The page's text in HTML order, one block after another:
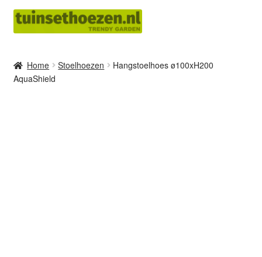
Ga
door
naar
Ga
naar
de
Home Stoelhoezen
Hangstoelhoes ø100xH200
AquaShield